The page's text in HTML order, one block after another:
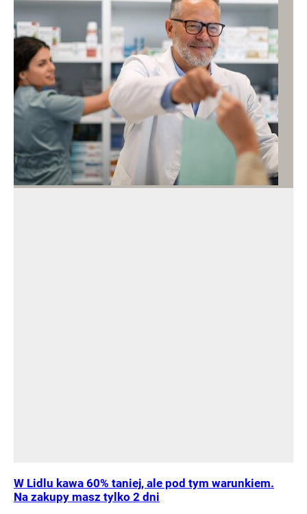
W Lidlu kawa 60% taniej, ale pod tym warunkiem.
Na zakupy masz tylko 2 dni